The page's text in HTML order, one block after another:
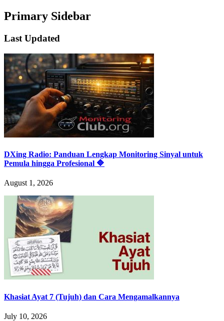
Primary Sidebar
Last Updated
DXing Radio: Panduan Lengkap Monitoring Sinyal untuk
Pemula hingga Profesional 🔷
August 1, 2026
Khasiat Ayat 7 (Tujuh) dan Cara Mengamalkannya
July 10, 2026